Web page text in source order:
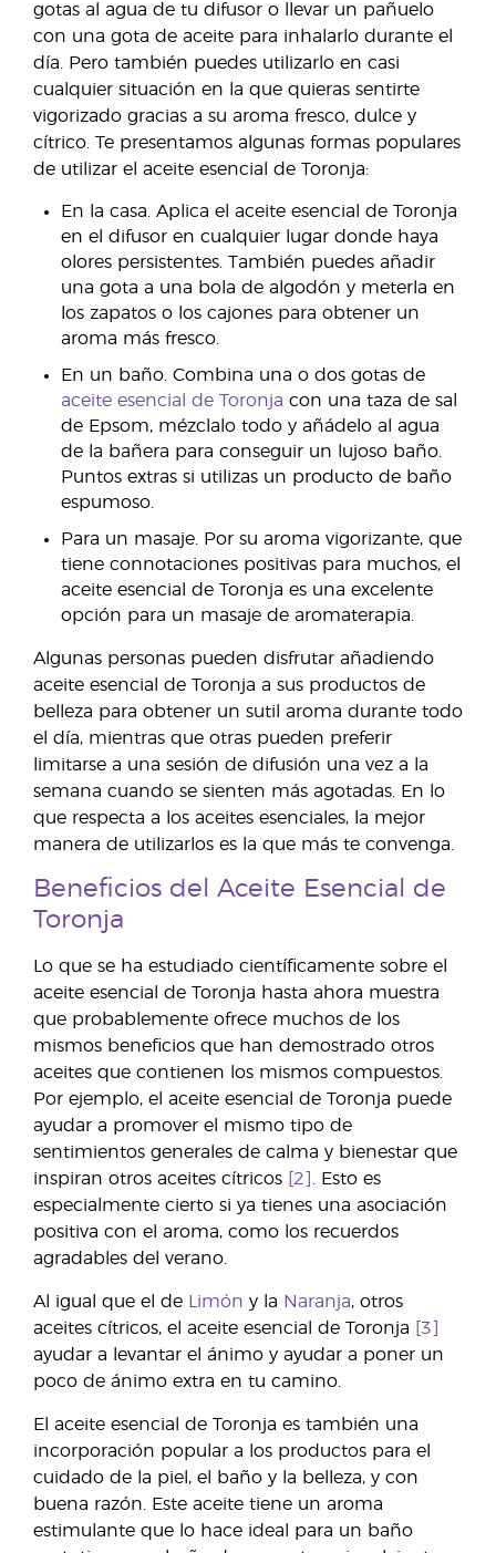
gotas al agua de tu difusor o llevar un pañuelo
con una gota de aceite para inhalarlo durante el
día. Pero también puedes utilizarlo en casi
cualquier situación en la que quieras sentirte
vigorizado gracias a su aroma fresco, dulce y
cítrico. Te presentamos algunas formas populares
de utilizar el aceite esencial de Toronja:
En la casa. Aplica el aceite esencial de Toronja
en el difusor en cualquier lugar donde haya
olores persistentes. También puedes añadir
una gota a una bola de algodón y meterla en
los zapatos o los cajones para obtener un
aroma más fresco.
En un baño. Combina una o dos gotas de
aceite esencial de Toronja con una taza de sal
de Epsom, mézclalo todo y añádelo al agua
de la bañera para conseguir un lujoso baño.
Puntos extras si utilizas un producto de baño
espumoso.
Para un masaje. Por su aroma vigorizante, que
tiene connotaciones positivas para muchos, el
aceite esencial de Toronja es una excelente
opción para un masaje de aromaterapia.
Algunas personas pueden disfrutar añadiendo
aceite esencial de Toronja a sus productos de
belleza para obtener un sutil aroma durante todo
el día, mientras que otras pueden preferir
limitarse a una sesión de difusión una vez a la
semana cuando se sienten más agotadas. En lo
que respecta a los aceites esenciales, la mejor
manera de utilizarlos es la que más te convenga.
Beneficios del Aceite Esencial de
Toronja
Lo que se ha estudiado científicamente sobre el
aceite esencial de Toronja hasta ahora muestra
que probablemente ofrece muchos de los
mismos beneficios que han demostrado otros
aceites que contienen los mismos compuestos.
Por ejemplo, el aceite esencial de Toronja puede
ayudar a promover el mismo tipo de
sentimientos generales de calma y bienestar que
inspiran otros aceites cítricos
[2] . Esto es
especialmente cierto si ya tienes una asociación
positiva con el aroma, como los recuerdos
agradables del verano.
Al igual que el de Limón y la Naranja, otros
aceites cítricos, el aceite esencial de Toronja
[3]
ayudar a levantar el ánimo y ayudar a poner un
poco de ánimo extra en tu camino.
El aceite esencial de Toronja es también una
incorporación popular a los productos para el
cuidado de la piel, el baño y la belleza, y con
buena razón. Este aceite tiene un aroma
estimulante que lo hace ideal para un baño